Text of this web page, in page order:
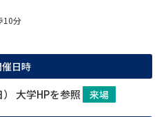
新学年スタート号特集ページ
（高2生用）
10分
催日時
大学HPを参照 来場